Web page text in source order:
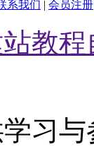
系我们 | 会员注册
教
习